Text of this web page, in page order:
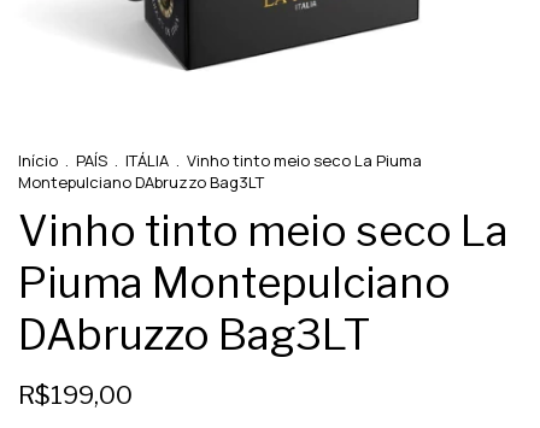
Início . PAÍS . ITÁLIA . Vinho tinto meio seco La Piuma
Montepulciano DAbruzzo Bag3LT
Vinho tinto meio seco La
Piuma Montepulciano
DAbruzzo Bag3LT
R$199,00